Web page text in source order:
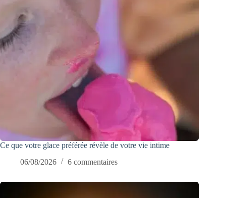
Ce que votre glace préférée révèle de votre vie intime
06/08/2026
6 commentaires